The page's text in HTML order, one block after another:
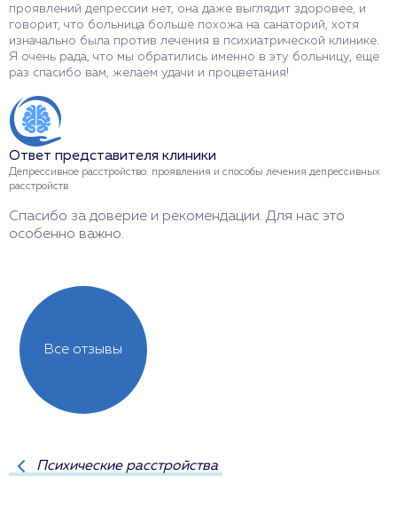
проявлений депрессии нет, она даже выглядит здоровее, и
говорит, что больница больше похожа на санаторий, хотя
изначально была против лечения в психиатрической клинике.
Я очень рада, что мы обратились именно в эту больницу, еще
раз спасибо вам, желаем удачи и процветания!
Ответ представителя клиники
Депрессивное расстройство: проявления и способы лечения депрессивных
расстройств
Спасибо за доверие и рекомендации. Для нас это
особенно важно.
Все отзывы
Психические расстройства